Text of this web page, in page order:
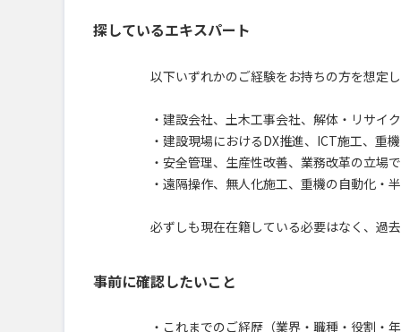
探しているエキスパート
以下いずれかのご経験をお持ちの方を想定
・建設会社、土木工事会社、解体・リサイ
・建設現場におけるDX推進、ICT施工、重
・安全管理、生産性改善、業務改革の立場
・遠隔操作、無人化施工、重機の自動化・
必ずしも現在在籍している必要はなく、過
事前に確認したいこと
・これまでのご経歴（業界・職種・役割・